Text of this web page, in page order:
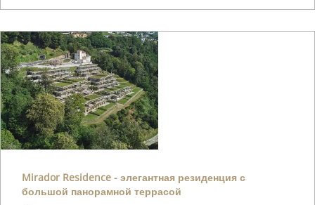
Mirador Residence - элегантная резиденция с
большой панорамной террасой